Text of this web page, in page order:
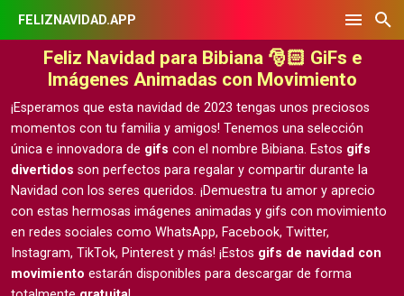
FELIZNAVIDAD.APP
Feliz Navidad para Bibiana 🎅🏻 GiFs e
Imágenes Animadas con Movimiento
¡Esperamos que esta navidad de 2023 tengas unos preciosos
momentos con tu familia y amigos! Tenemos una selección
única e innovadora de gifs con el nombre Bibiana. Estos gifs
divertidos son perfectos para regalar y compartir durante la
Navidad con los seres queridos. ¡Demuestra tu amor y aprecio
con estas hermosas imágenes animadas y gifs con movimiento
en redes sociales como WhatsApp, Facebook, Twitter,
Instagram, TikTok, Pinterest y más! ¡Estos gifs de navidad con
movimiento estarán disponibles para descargar de forma